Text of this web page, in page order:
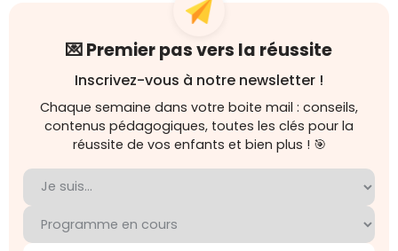
💌 Premier pas vers la réussite
Inscrivez-vous à notre newsletter !
Chaque semaine dans votre boite mail : conseils,
contenus pédagogiques, toutes les clés pour la
réussite de vos enfants et bien plus ! 🎯